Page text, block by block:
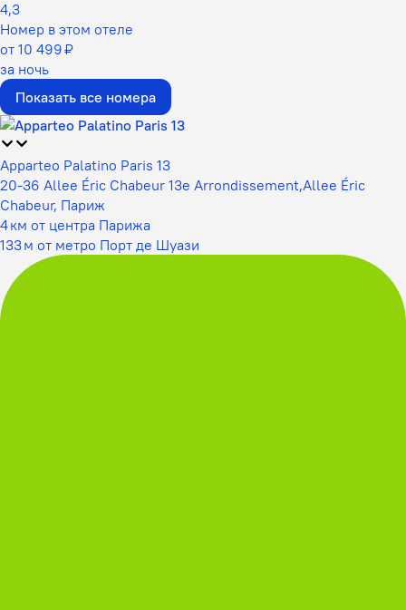
4,3
Номер в этом отеле
от 10 499 ₽
за ночь
Показать все номера
Apparteo Palatino Paris 13
20-36 Allee Éric Chabeur 13e Arrondissement,Allee Éric
Chabeur, Париж
4 км от центра Парижа
133 м от метро Порт де Шуази